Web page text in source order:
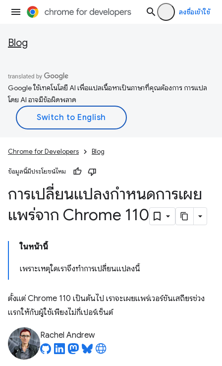
ลงชื่อเข้าใช้
Blog
Google ใช้เทคโนโลยี AI เพื่อแปลเนื้อหาเป็นภาษาที่คุณต้องการ การแปล
โดย AI อาจมีข้อผิดพลาด
Chrome for Developers Blog
ข้อมูลนี้มีประโยชน์ไหม
การเปลี่ยนแปลงกำหนดการเผย
แพร่จาก Chrome 110
ในหน้านี้
เพราะเหตุใดเราจึงทำการเปลี่ยนแปลงนี้
ตั้งแต่ Chrome 110 เป็นต้นไป เราจะเผยแพร่เวอร์ชันเสถียรช่วง
แรกให้กับผู้ใช้เพียงไม่กี่เปอร์เซ็นต์
Rachel Andrew